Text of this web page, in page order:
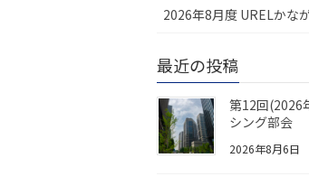
2026年8月度 URELかな
最近の投稿
第12回(2026
シング部会
2026年8月6日